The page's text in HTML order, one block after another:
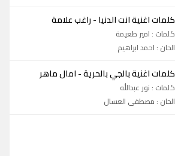
كلمات اغنية انت الدنيا-راغب علامة
كلمات : امير طعيمة
الحان : احمد ابراهيم
كلمات اغنية بالجي بالحرية-امال ماهر
كلمات : نور عبدالله
الحان : مصطفى العسال